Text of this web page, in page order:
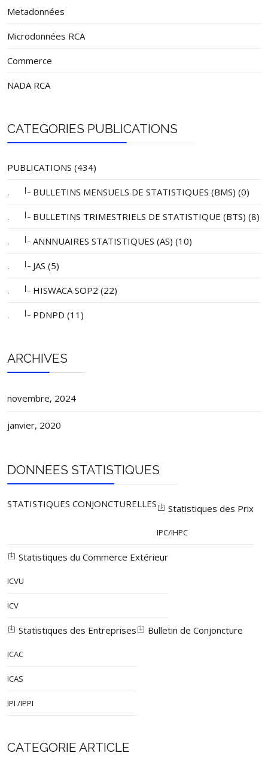
Metadonnées
Microdonnées RCA
Commerce
NADA RCA
CATEGORIES PUBLICATIONS
PUBLICATIONS (434)
. |_ BULLETINS MENSUELS DE STATISTIQUES (BMS) (0)
. |_ BULLETINS TRIMESTRIELS DE STATISTIQUE (BTS) (8)
. |_ ANNNUAIRES STATISTIQUES (AS) (10)
. |_ JAS (5)
. |_ HISWACA SOP2 (22)
. |_ PDNPD (11)
ARCHIVES
novembre, 2024
janvier, 2020
DONNEES STATISTIQUES
STATISTIQUES CONJONCTURELLES Statistiques des Prix
IPC/IHPC
Statistiques du Commerce Extérieur
ICVU
ICV
Statistiques des Entreprises
ICAC
ICAS
IPI /IPPI
Bulletin de Conjoncture
CATEGORIE ARTICLE